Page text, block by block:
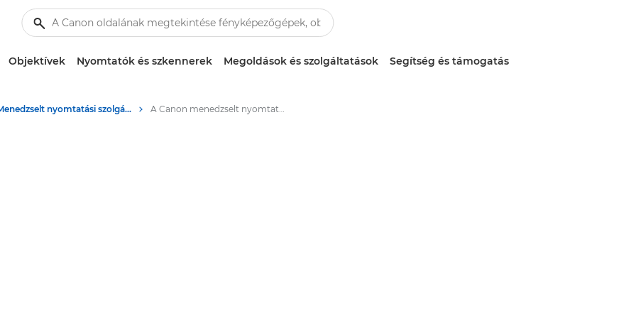
Objektívek Nyomtatók és szkennerek Megoldások és szolgáltatások Segítség és támogatás
Menedzselt nyomtatási szolgáltatások A Canon menedzselt nyomtatási szolgáltatásokkal (Managed Print Services) kapcsolatos megközelítésének megértése